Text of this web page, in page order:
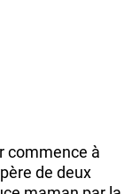
commence à
de deux